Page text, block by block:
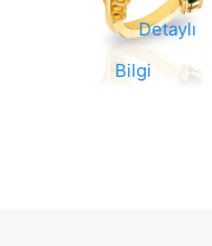
Detaylı
Bilgi